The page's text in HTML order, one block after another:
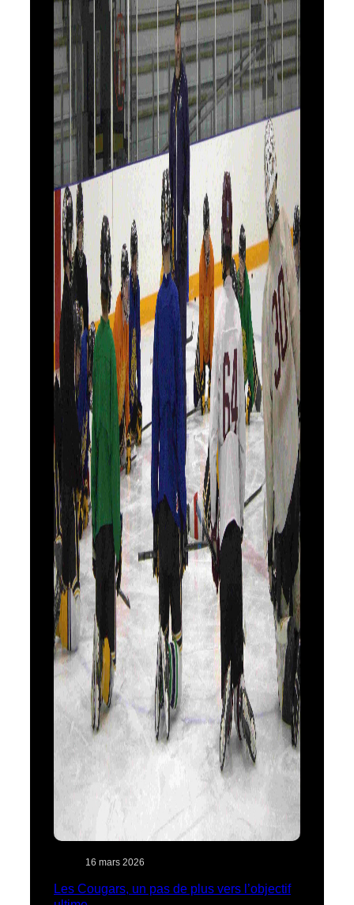
16 mars 2026
Les Cougars, un pas de plus vers l’objectif